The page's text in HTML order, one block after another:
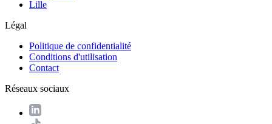
Lille
Légal
Politique de confidentialité
Conditions d'utilisation
Contact
Réseaux sociaux